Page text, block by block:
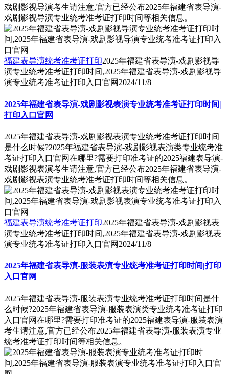
戏剧影视导演考生请注意,官方已经公布2025年福建省表导演-
戏剧影视导演专业统考准考证打印时间等相关信息。
福建表导演统考准考证打印2025年福建省表导演-戏剧影视导
演专业统考准考证打印时间,2025年福建省表导演-戏剧影视导
演专业统考准考证打印入口官网2024/11/8
2025年福建省表导演-戏剧影视表演专业统考准考证打印时间|
打印入口官网
2025年福建省表导演-戏剧影视表演专业统考准考证打印时间
是什么时候?2025年福建省表导演-戏剧影视表演类专业统考准
考证打印入口官网在哪里?需要打印准考证的2025福建表导演-
戏剧影视表演考生请注意,官方已经公布2025年福建省表导演-
戏剧影视表演专业统考准考证打印时间等相关信息。
福建表导演统考准考证打印2025年福建省表导演-戏剧影视表
演专业统考准考证打印时间,2025年福建省表导演-戏剧影视表
演专业统考准考证打印入口官网 2024/11/8
2025年福建省表导演-服装表演专业统考准考证打印时间|打印
入口官网
2025年福建省表导演-服装表演专业统考准考证打印时间是什
么时候?2025年福建省表导演-服装表演类专业统考准考证打印
入口官网在哪里?需要打印准考证的2025福建表导演-服装表演
考生请注意,官方已经公布2025年福建省表导演-服装表演专业
统考准考证打印时间等相关信息。